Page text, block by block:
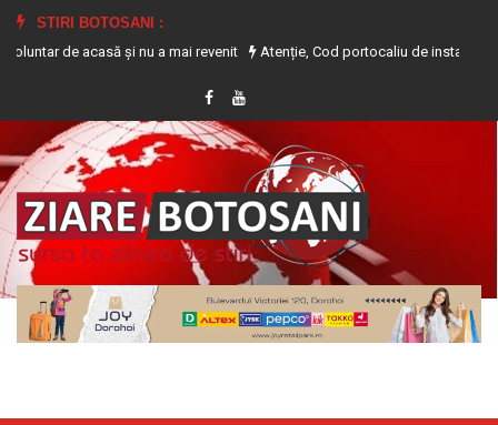
STIRI BOTOSANI :
acasă și nu a mai revenit
Atenție, Cod portocaliu de instabilitate